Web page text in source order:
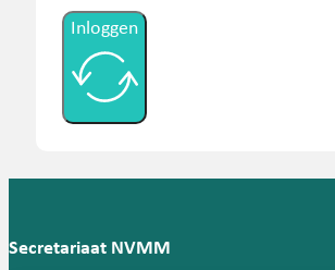
Inloggen
Secretariaat NVMM